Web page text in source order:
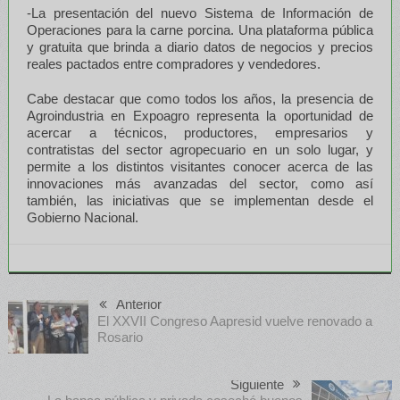
-La presentación del nuevo Sistema de Información de
Operaciones para la carne porcina. Una plataforma pública
y gratuita que brinda a diario datos de negocios y precios
reales pactados entre compradores y vendedores.
Cabe destacar que como todos los años, la presencia de
Agroindustria en Expoagro representa la oportunidad de
acercar a técnicos, productores, empresarios y
contratistas del sector agropecuario en un solo lugar, y
permite a los distintos visitantes conocer acerca de las
innovaciones más avanzadas del sector, como así
también, las iniciativas que se implementan desde el
Gobierno Nacional.
Anterior
El XXVII Congreso Aapresid vuelve renovado a
Rosario
Siguiente